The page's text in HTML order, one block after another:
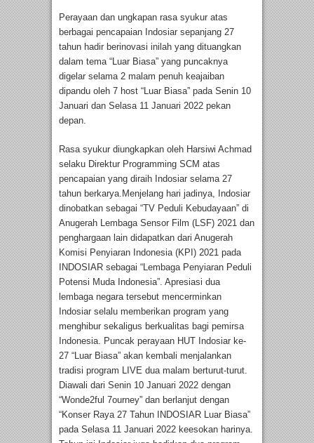
Perayaan dan ungkapan rasa syukur atas
berbagai pencapaian Indosiar sepanjang 27
tahun hadir berinovasi inilah yang dituangkan
dalam tema “Luar Biasa” yang puncaknya
digelar selama 2 malam penuh keajaiban
dipandu oleh 7 host “Luar Biasa” pada Senin 10
Januari dan Selasa 11 Januari 2022 pekan
depan.
Rasa syukur diungkapkan oleh Harsiwi Achmad
selaku Direktur Programming SCM atas
pencapaian yang diraih Indosiar selama 27
tahun berkarya.Menjelang hari jadinya, Indosiar
dinobatkan sebagai “TV Peduli Kebudayaan” di
Anugerah Lembaga Sensor Film (LSF) 2021 dan
penghargaan lain didapatkan dari Anugerah
Komisi Penyiaran Indonesia (KPI) 2021 pada
INDOSIAR sebagai “Lembaga Penyiaran Peduli
Potensi Muda Indonesia”. Apresiasi dua
lembaga negara tersebut mencerminkan
Indosiar selalu memberikan program yang
menghibur sekaligus berkualitas bagi pemirsa
Indonesia. Puncak perayaan HUT Indosiar ke-
27 “Luar Biasa” akan kembali menjalankan
tradisi program LIVE dua malam berturut-turut.
Diawali dari Senin 10 Januari 2022 dengan
“Wonde2ful 7ourney” dan berlanjut dengan
“Konser Raya 27 Tahun INDOSIAR Luar Biasa”
pada Selasa 11 Januari 2022 keesokan harinya.